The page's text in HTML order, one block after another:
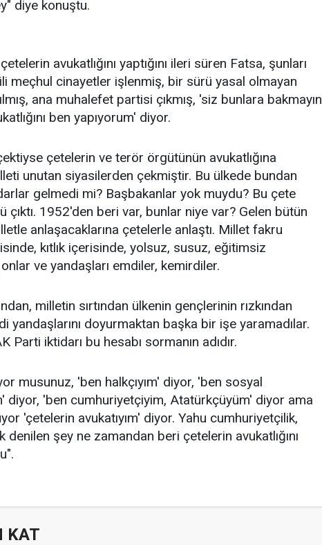
diye konuştu.
avukatlığını yaptığını ileri süren Fatsa, şunları
meçhul cinayetler işlenmiş, bir sürü yasal olmayan
ana muhalefet partisi çıkmış, 'siz bunlara bakmayın
ben yapıyorum' diyor.
çetelerin ve terör örgütünün avukatlığına
unutan siyasilerden çekmiştir. Bu ülkede bundan
gelmedi mi? Başbakanlar yok muydu? Bu çete
çıktı. 1952'den beri var, bunlar niye var? Gelen bütün
anlaşacaklarına çetelerle anlaştı. Millet fakru
kıtlık içerisinde, yolsuz, susuz, eğitimsiz
onlar ve yandaşları emdiler, kemirdiler.
milletin sırtından ülkenin gençlerinin rızkından
yandaşlarını doyurmaktan başka bir işe yaramadılar.
Parti iktidarı bu hesabı sormanın adıdır.
musunuz, 'ben halkçıyım' diyor, 'ben sosyal
diyor, 'ben cumhuriyetçiyim, Atatürkçüyüm' diyor ama
'çetelerin avukatıyım' diyor. Yahu cumhuriyetçilik,
denilen şey ne zamandan beri çetelerin avukatlığını
KAT